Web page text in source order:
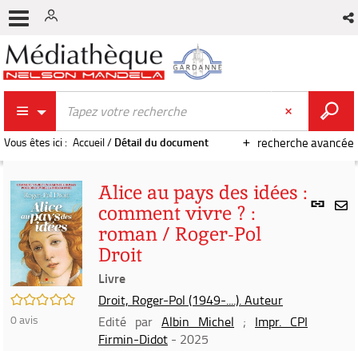
recherche avancée
Vous êtes ici : Accueil/ Détail du document
Lien
/5
0avis
Alice au pays des idées :
comment vivre ? :
roman / Roger-Pol
Droit
Livre
Droit, Roger-Pol (1949-....). Auteur
Edité par Albin Michel ; Impr. CPI
Firmin-Didot - 2025